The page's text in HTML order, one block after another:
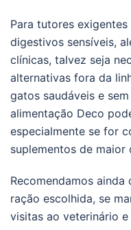
Para tutores
digestivos sensíveis,
clínicas, talvez seja
alternativas fora da
gatos saudáveis e
alimentação Deco
especialmente se for
suplementos de maior
Recomendamos ainda
ração escolhida, se
visitas ao veterinário